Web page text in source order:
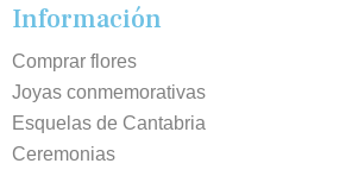
Información
Comprar flores
Joyas conmemorativas
Esquelas de Cantabria
Ceremonias